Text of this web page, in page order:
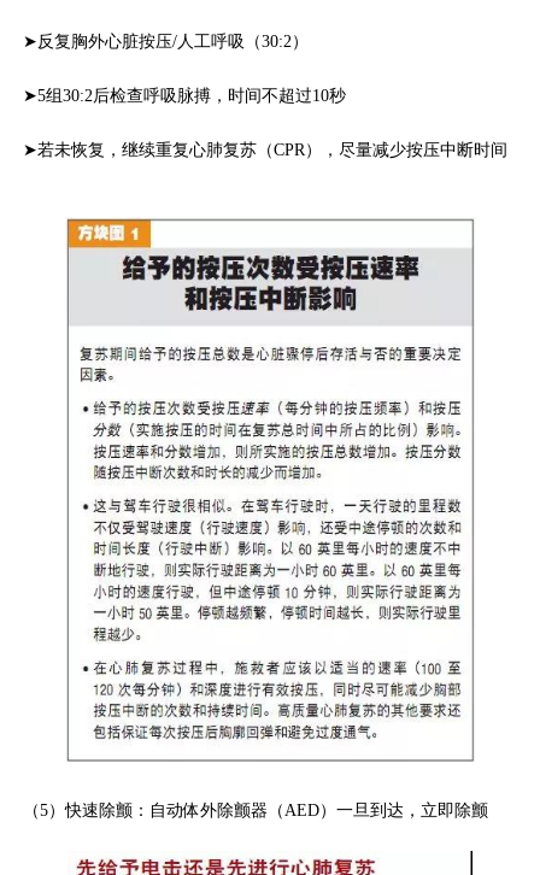
➤反复胸外心脏按压/人工呼吸（30:2）
➤5组30:2后检查呼吸脉搏，时间不超过10秒
➤若未恢复，继续重复心肺复苏（CPR），尽量减少按压中断时间
（5）快速除颤：自动体外除颤器（AED）一旦到达，立即除颤